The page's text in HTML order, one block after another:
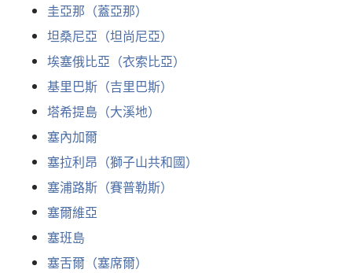
圭亞那（蓋亞那）
坦桑尼亞（坦尚尼亞）
埃塞俄比亞（衣索比亞）
基里巴斯（吉里巴斯）
塔希提島（大溪地）
塞內加爾
塞拉利昂（獅子山共和國）
塞浦路斯（賽普勒斯）
塞爾維亞
塞班島
塞舌爾（塞席爾）